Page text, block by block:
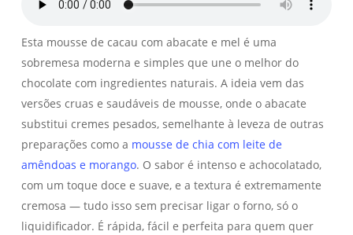
Esta mousse de cacau com abacate e mel é uma
sobremesa moderna e simples que une o melhor do
chocolate com ingredientes naturais. A ideia vem das
versões cruas e saudáveis de mousse, onde o abacate
substitui cremes pesados, semelhante à leveza de outras
preparações como a mousse de chia com leite de
amêndoas e morango. O sabor é intenso e achocolatado,
com um toque doce e suave, e a textura é extremamente
cremosa — tudo isso sem precisar ligar o forno, só o
liquidificador. É rápida, fácil e perfeita para quem quer